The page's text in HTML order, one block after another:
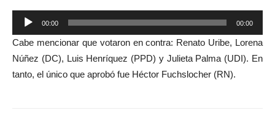
Reproductor
de
audio
00:00 00:00
Cabe mencionarque votaron en contra: Renato Uribe, Lorena
Núñez (DC), Luis Henríquez (PPD) y Julieta Palma (UDI). En
tanto, el único que aprobó fue Héctor Fuchslocher (RN).